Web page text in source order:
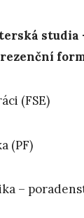
studia
(FSE)
(PF)
–